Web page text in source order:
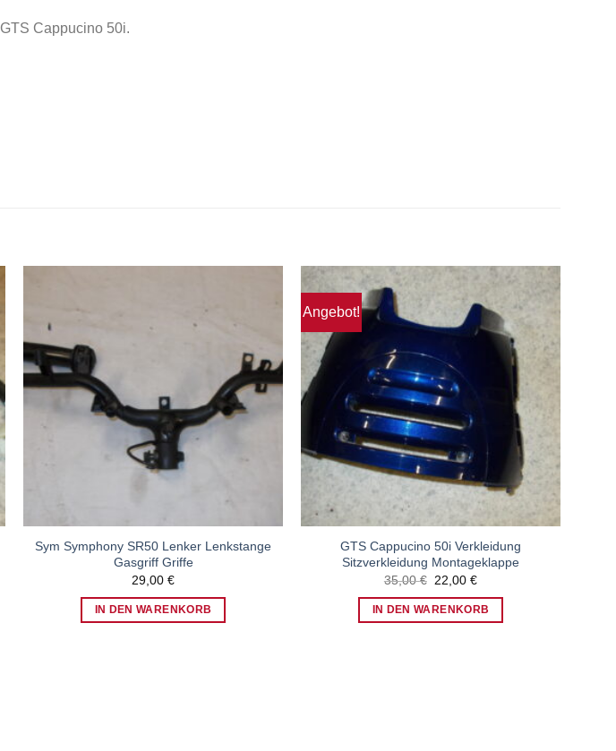
Cappucino 50i.
hinzufügen
Sym Symphony SR50 Lenker Lenkstange
Gasgriff Griffe
29,00 €
IN DEN WARENKORB
Angebot!
Wunschzettel
hinzufügen
GTS Cappucino 50i Verkleidung
Sitzverkleidung Montageklappe
35,00€ Ursprünglicher
war:
35,00 €
22,00€Aktueller
ist:
22,00 €.
IN DEN WARENKORB